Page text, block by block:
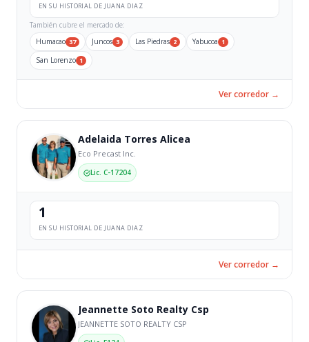
EN SU HISTORIAL DE JUANA DIAZ
También cubre el mercado de:
Humacao 37 Juncos 3 Las Piedras 2 Yabucoa 1
San Lorenzo 1
Ver corredor →
Adelaida Torres Alicea
Eco Precast Inc.
Lic. C-17204
1
EN SU HISTORIAL DE JUANA DIAZ
Ver corredor →
Jeannette Soto Realty Csp
JEANNETTE SOTO REALTY CSP